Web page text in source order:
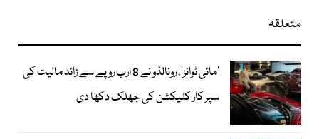
متعلقہ
’مائی ٹوائز‘، رونالڈو نے 8 ارب روپے سے زائد مالیت کی
سپر کار کلیکشن کی جھلک دکھا دی